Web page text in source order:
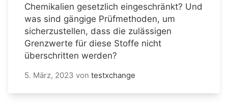
Chemikalien gesetzlich eingeschränkt? Und
was sind gängige Prüfmethoden, um
sicherzustellen, dass die zulässigen
Grenzwerte für diese Stoffe nicht
überschritten werden?
5. März, 2023 von testxchange